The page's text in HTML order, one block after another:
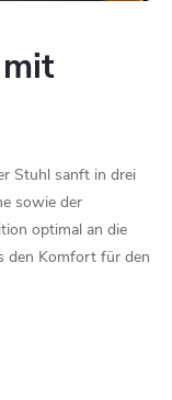
mit
Stuhl sanft in drei
sowie der
optimal an die
den Komfort für den